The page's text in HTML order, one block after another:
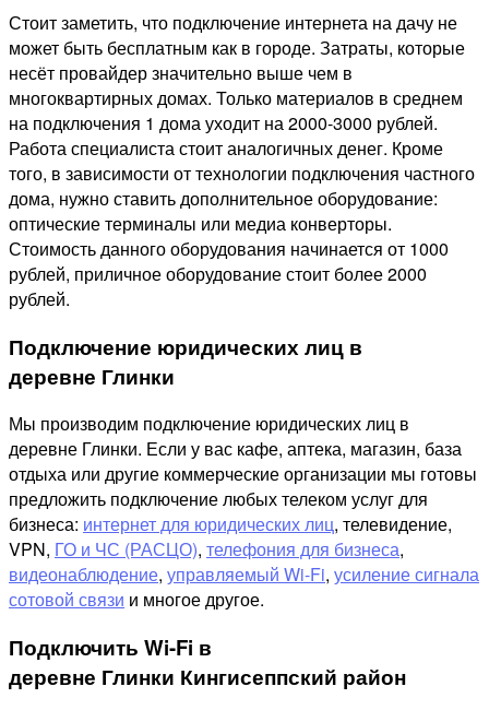
Стоит заметить, что подключение интернета на дачу не
может быть бесплатным как в городе. Затраты, которые
несёт провайдер значительно выше чем в
многоквартирных домах. Только материалов в среднем
на подключения 1 дома уходит на 2000-3000 рублей.
Работа специалиста стоит аналогичных денег. Кроме
того, в зависимости от технологии подключения частного
дома, нужно ставить дополнительное оборудование:
оптические терминалы или медиа конверторы.
Стоимость данного оборудования начинается от 1000
рублей, приличное оборудование стоит более 2000
рублей.
Подключение юридических лиц в
деревне Глинки
Мы производим подключение юридических лиц в
деревне Глинки. Если у вас кафе, аптека, магазин, база
отдыха или другие коммерческие организации мы готовы
предложить подключение любых телеком услуг для
бизнеса: интернет для юридических лиц, телевидение,
VPN, ГО и ЧС (РАСЦО), телефония для бизнеса,
видеонаблюдение, управляемый Wi-Fi, усиление сигнала
сотовой связи и многое другое.
Подключить Wi-Fi в
деревне Глинки Кингисеппский район